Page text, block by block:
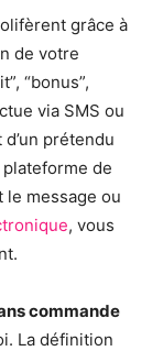
grâce à
de votre
“bonus”,
via SMS ou
prétendu
de
le message ou
, vous
commande
La définition